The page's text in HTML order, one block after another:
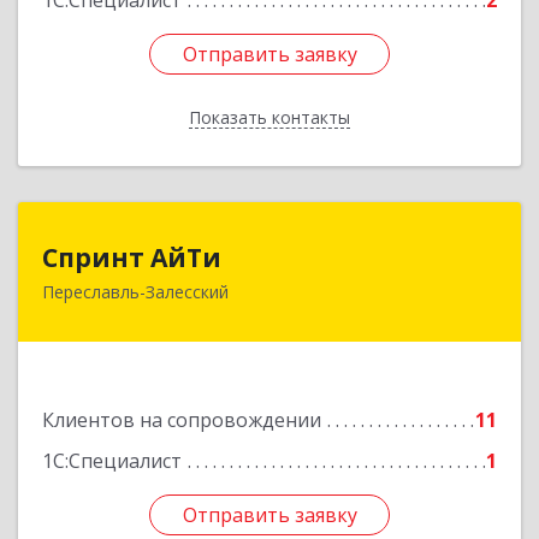
Отправить заявку
Показать контакты
Отправить заявку
Назад
Спринт АйТи
Переславль-Залесский
Клиентов на сопровождении
11
1С:Специалист
1
Отправить заявку
152025, Ярославская обл, Переславль-
Отправить заявку